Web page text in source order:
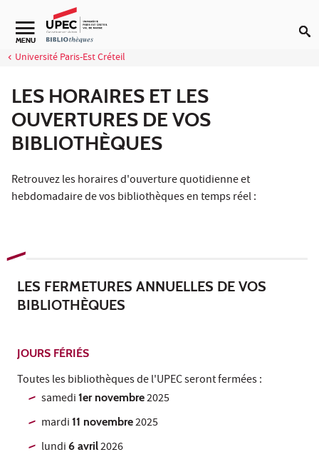
Aller au contenu
Navigation secondaire
MENU
Université Paris-Est Créteil
LES HORAIRES ET LES
OUVERTURES DE VOS
BIBLIOTHÈQUES
Retrouvez les horaires d'ouverture quotidienne et
hebdomadaire de vos bibliothèques en temps réel :
LES FERMETURES ANNUELLES DE VOS
BIBLIOTHÈQUES
JOURS FÉRIÉS
Toutes les bibliothèques de l'UPEC seront fermées :
samedi1er novembre2025
mardi11 novembre2025
lundi6 avril2026